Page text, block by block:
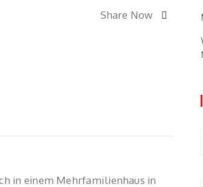
Share Now
in einem Mehrfamilienhaus in